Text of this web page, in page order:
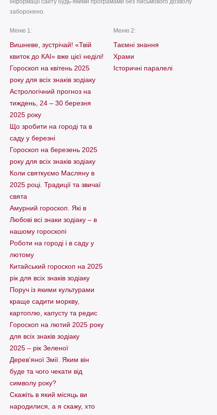
інформації сайту будь-якими програмами без письмового дозволу
заборонено.
Меню 1:
Вишневе, зустрічай! «Твій
квиток до КАІ» вже цієї неділі!
Гороскоп на квітень 2025
року для всіх знаків зодіаку
Астрологічний прогноз на
тиждень, 24 – 30 березня
2025 року
Що зробити на городі та в
саду у березні
Гороскоп на березень 2025
року для всіх знаків зодіаку
Коли святкуємо Масляну в
2025 році. Традиції та звичаї
свята
Амурний гороскоп. Які в
Любові всі знаки зодіаку – в
нашому гороскопі
Pоботи на городі і в саду у
лютому
Китайський гороскоп на 2025
рік для всіх знаків зодіаку
Поруч із якими культурами
краще садити моркву,
картоплю, капусту та редис
Гороскоп на лютий 2025 року
для всіх знаків зодіаку
2025 – рік Зеленої
Дерев’яної Змії. Яким він
буде та чого чекати від
символу року?
Скажіть в який місяць ви
народилися, а я скажу, хто
Меню 2:
Таємні знання
Храми
Історичні паралелі